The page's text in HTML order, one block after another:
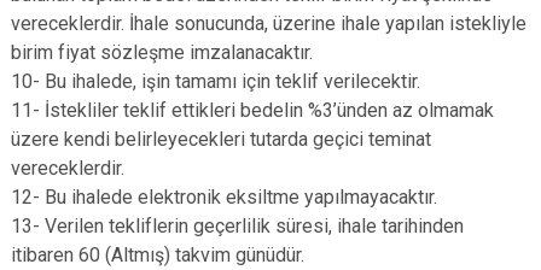
vereceklerdir. İhale sonucunda, üzerine ihale yapılan istekliyle
birim fiyat sözleşme imzalanacaktır.
10- Bu ihalede, işin tamamı için teklif verilecektir.
11- İstekliler teklif ettikleri bedelin %3’ünden az olmamak
üzere kendi belirleyecekleri tutarda geçici teminat
vereceklerdir.
12- Bu ihalede elektronik eksiltme yapılmayacaktır.
13- Verilen tekliflerin geçerlilik süresi, ihale tarihinden
itibaren 60 (Altmış) takvim günüdür.